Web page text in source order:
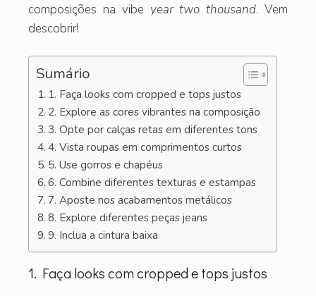
composições na vibe year two thousand. Vem
descobrir!
Sumário
1. Faça looks com cropped e tops justos
2. Explore as cores vibrantes na composição
3. Opte por calças retas em diferentes tons
4. Vista roupas em comprimentos curtos
5. Use gorros e chapéus
6. Combine diferentes texturas e estampas
7. Aposte nos acabamentos metálicos
8. Explore diferentes peças jeans
9. Inclua a cintura baixa
1. Faça looks com cropped e tops justos